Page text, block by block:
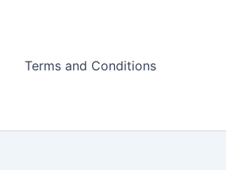
Terms and Conditions